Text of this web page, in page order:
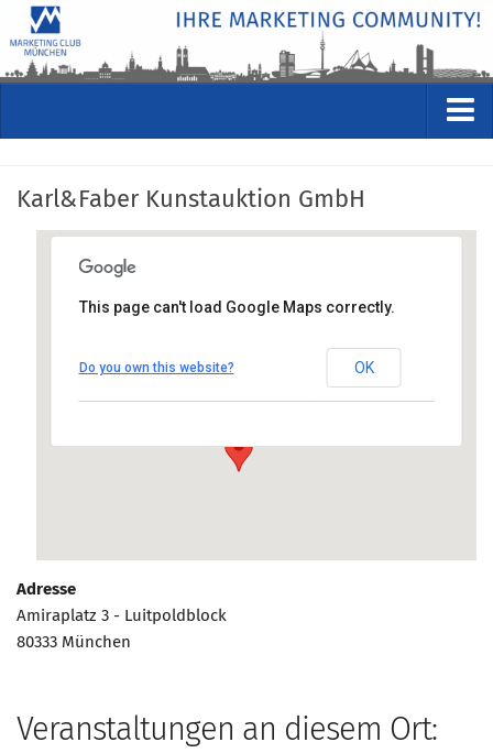
Kommende Veranstaltungen
Rückblicke
Veranstaltungsformate
Münchner Marketingpreis
Mentoring
Bundesverband Marketing Clubs
Karl&Faber Kunstauktion GmbH
Amiraplatz 3 - Luitpoldblock, 80333 München
Anfahrt anzeigen
This page can't load Google Maps correctly.
Do you own this website? OK
Adresse
Amiraplatz 3 - Luitpoldblock
80333 München
Veranstaltungen an diesem Ort: